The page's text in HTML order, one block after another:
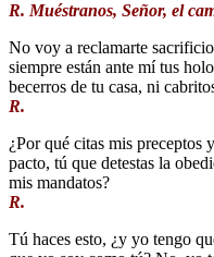
R. Muéstranos, Señor, el
No voy a reclamarte
siempre están ante mí tus
becerros de tu casa, ni
R.
¿Por qué citas mis preceptos
pacto, tú que detestas la
mis mandatos?
R.
Tú haces esto, ¿y yo tengo